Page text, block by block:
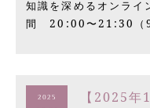
知識を深めるオンライ
間 20:00〜21:30（
2025
【2025